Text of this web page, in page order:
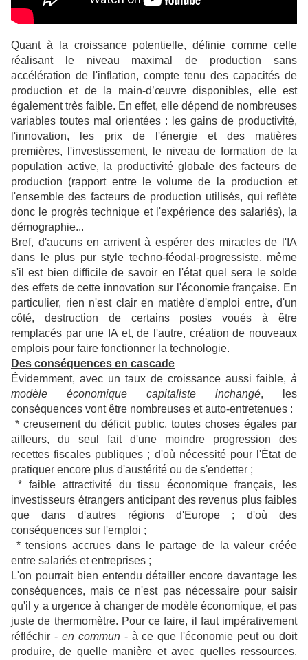
Quant à la croissance potentielle, définie comme celle
réalisant le niveau maximal de production sans
accélération de l'inflation, compte tenu des capacités de
production et de la main-d’œuvre disponibles, elle est
également très faible. En effet, elle dépend de nombreuses
variables toutes mal orientées : les gains de productivité,
l'innovation, les prix de l'énergie et des matières
premières, l'investissement, le niveau de formation de la
population active, la productivité globale des facteurs de
production (rapport entre le volume de la production et
l'ensemble des facteurs de production utilisés, qui reflète
donc le progrès technique et l'expérience des salariés), la
démographie...
Bref, d'aucuns en arrivent à espérer des miracles de l'IA
dans le plus pur style techno-féodal-progressiste, même
s'il est bien difficile de savoir en l'état quel sera le solde
des effets de cette innovation sur l'économie française. En
particulier, rien n'est clair en matière d'emploi entre, d'un
côté, destruction de certains postes voués à être
remplacés par une IA et, de l'autre, création de nouveaux
emplois pour faire fonctionner la technologie.
Des conséquences en cascade
Évidemment, avec un taux de croissance aussi faible, à
modèle économique capitaliste inchangé, les
conséquences vont être nombreuses et auto-entretenues :
* creusement du déficit public, toutes choses égales par
ailleurs, du seul fait d'une moindre progression des
recettes fiscales publiques ; d'où nécessité pour l'État de
pratiquer encore plus d'austérité ou de s'endetter ;
* faible attractivité du tissu économique français, les
investisseurs étrangers anticipant des revenus plus faibles
que dans d'autres régions d'Europe ; d'où des
conséquences sur l'emploi ;
* tensions accrues dans le partage de la valeur créée
entre salariés et entreprises ;
L'on pourrait bien entendu détailler encore davantage les
conséquences, mais ce n'est pas nécessaire pour saisir
qu'il y a urgence à changer de modèle économique, et pas
juste de thermomètre. Pour ce faire, il faut impérativement
réfléchir - en commun- à ce que l'économie peut ou doit
produire, de quelle manière et avec quelles ressources.